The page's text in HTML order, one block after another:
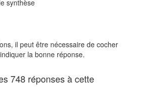
synthèse
il peut être nécessaire de cocher
la bonne réponse.
748 réponses à cette